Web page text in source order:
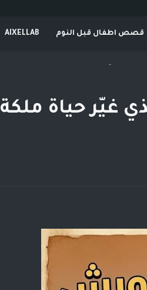
قصص اطفال قبل النوم AIXELLAB
-
غيّر حياة ملكة